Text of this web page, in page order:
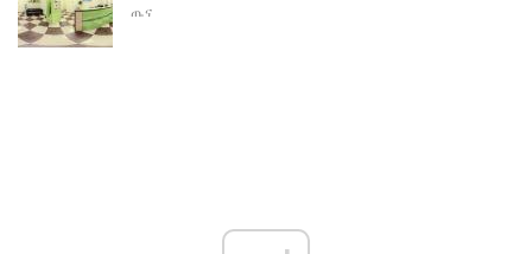
ጤና